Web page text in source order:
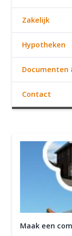
Zakelijk
Hypotheken
Documenten
Contact
Maak een